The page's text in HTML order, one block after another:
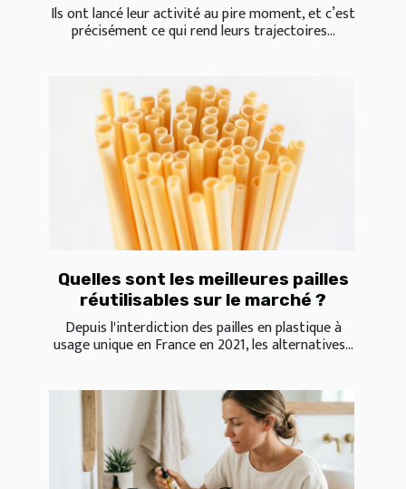
Ils ont lancé leur activité au pire moment, et c’est
précisément ce qui rend leurs trajectoires...
Quelles sont les meilleures pailles
réutilisables sur le marché ?
Depuis l'interdiction des pailles en plastique à
usage unique en France en 2021, les alternatives...